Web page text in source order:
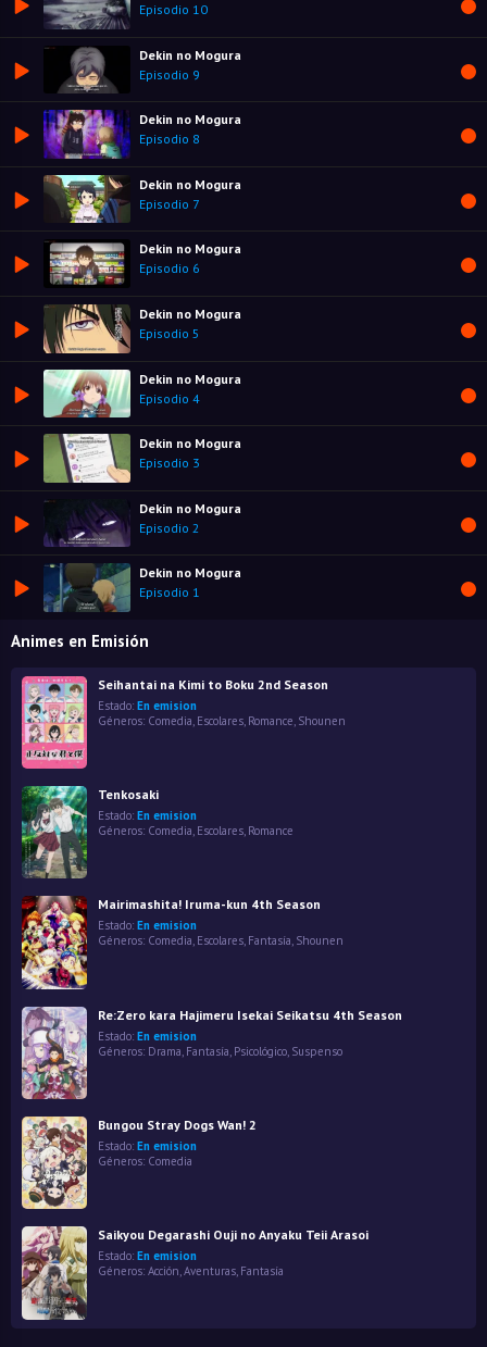
Episodio 10
Dekin no Mogura
Episodio 9
Dekin no Mogura
Episodio 8
Dekin no Mogura
Episodio 7
Dekin no Mogura
Episodio 6
Dekin no Mogura
Episodio 5
Dekin no Mogura
Episodio 4
Dekin no Mogura
Episodio 3
Dekin no Mogura
Episodio 2
Dekin no Mogura
Episodio 1
Animes en Emisión
Seihantai na Kimi to Boku 2nd Season
Estado: En emision
Géneros: Comedia Escolares Romance Shounen
Tenkosaki
Estado: En emision
Géneros: Comedia, Escolares, Romance
Mairimashita! Iruma-kun 4th Season
Estado: En emision
Géneros: Comedia, Escolares, Fantasía, Shounen
Re:Zero kara Hajimeru Isekai Seikatsu 4th Season
Estado: En emision
Géneros: Drama Fantasía Psicológico Suspenso
Bungou Stray Dogs Wan! 2
Estado: En emision
Géneros: Comedia
Saikyou Degarashi Ouji no Anyaku Teii Arasoi
Estado: En emision
Géneros: Acción,Aventuras, Fantasía